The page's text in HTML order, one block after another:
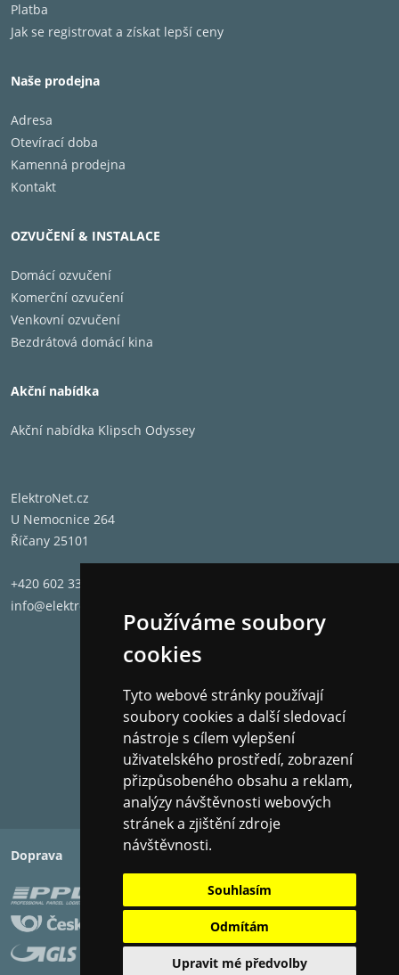
Používáme soubory
cookies
Tyto webové stránky používají
soubory cookies a další sledovací
nástroje s cílem vylepšení
uživatelského prostředí, zobrazení
přizpůsobeného obsahu a reklam,
analýzy návštěvnosti webových
stránek a zjištění zdroje
návštěvnosti.
Souhlasím
Odmítám
Upravit mé předvolby
Platba
Jak se registrovat a získat lepší ceny
Naše prodejna
Adresa
Otevírací doba
Kamenná prodejna
Kontakt
OZVUČENÍ & INSTALACE
Domácí ozvučení
Komerční ozvučení
Venkovní ozvučení
Bezdrátová domácí kina
Akční nabídka
Akční nabídka Klipsch Odyssey
ElektroNet.cz
U Nemocnice 264
Říčany 25101
+420 602 331 662
info@elektronet.cz
Doprava Platba